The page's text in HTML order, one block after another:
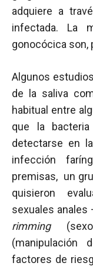
adquiere a
infectada. La
gonocócica son,
Algunos
de la saliva
habitual entre
que la
detectarse en
infección
premisas, un
quisieron
sexuales anales
rimming
factores de